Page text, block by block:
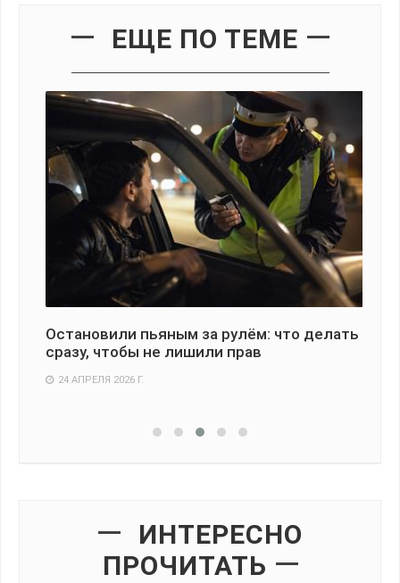
ЕЩЕ ПО ТЕМЕ
Остановили пьяным за рулём: что делать
сразу, чтобы не лишили прав
24 АПРЕЛЯ 2026 Г.
ИНТЕРЕСНО
ПРОЧИТАТЬ